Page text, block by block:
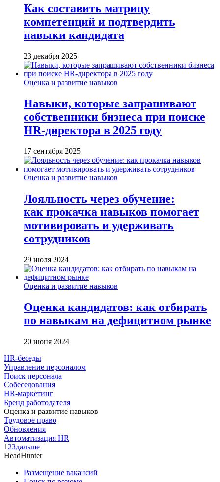
Как составить матрицу
компетенций и подтвердить
навыки кандидата
23 декабря 2025
Оценка и развитие навыков
Навыки, которые запрашивают
собственники бизнеса при поиске
HR-директора в 2025 году
17 сентября 2025
Оценка и развитие навыков
Лояльность через обучение:
как прокачка навыков помогает
мотивировать и удерживать
сотрудников
29 июля 2024
Оценка и развитие навыков
Оценка кандидатов: как отбирать
по навыкам на дефицитном рынке
20 июня 2024
HR-беседы
Управление персоналом
Поиск персонала
Собеседования
HR-маркетинг
Бренд работодателя
Оценка и развитие навыков
Трудовое право
Обновления
Автоматизация HR
1 23дальше
HeadHunter
Размещение вакансий